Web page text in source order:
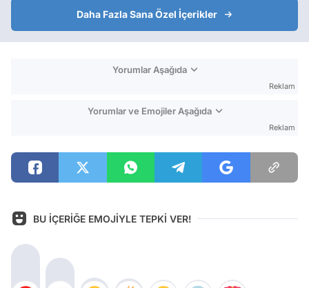
Daha Fazla Sana Özel İçerikler
Yorumlar Aşağıda
Reklam
Yorumlar ve Emojiler Aşağıda
Reklam
BU İÇERİĞE EMOJİYLE TEPKİ VER!